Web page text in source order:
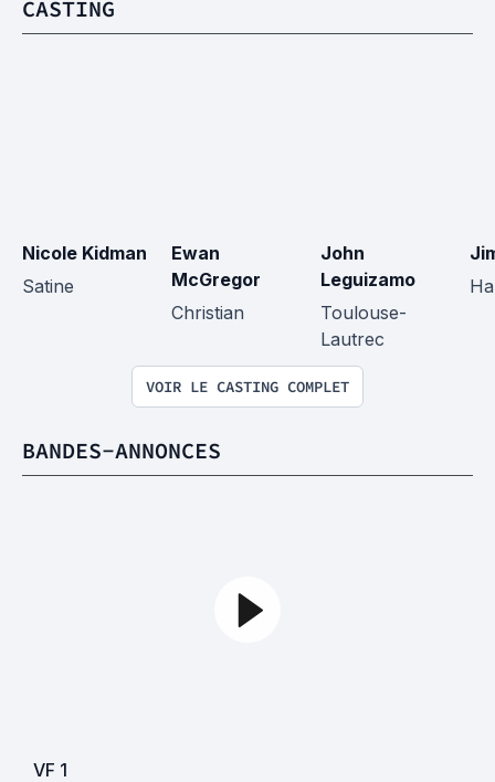
CASTING
Nicole Kidman
Satine
Ewan
McGregor
Christian
John
Leguizamo
Toulouse-
Lautrec
VOIR LE CASTING COMPLET
BANDES-ANNONCES
VF 1